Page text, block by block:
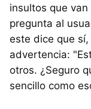
insultos que
pregunta al
este dice que
advertencia:
otros. ¿Seguro
sencillo como